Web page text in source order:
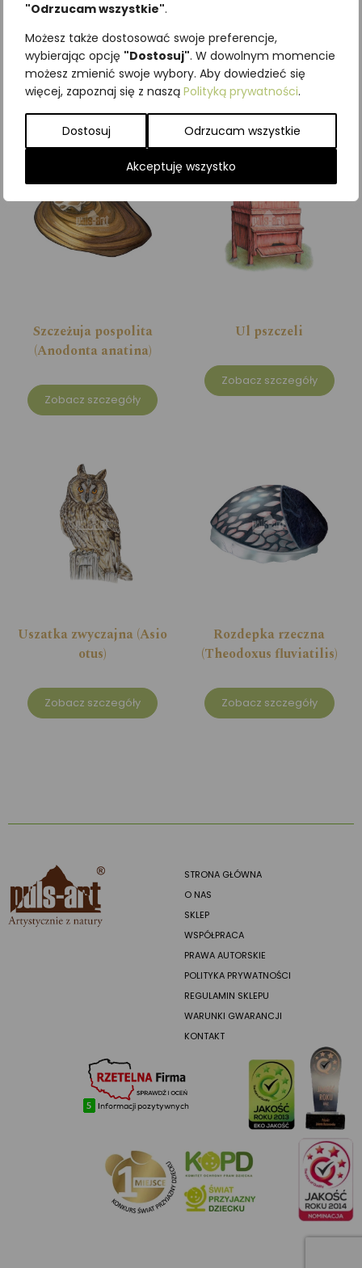
"Odrzucam wszystkie".
Możesz także dostosować swoje preferencje,
wybierając opcję "Dostosuj". W dowolnym momencie
możesz zmienić swoje wybory. Aby dowiedzieć się
więcej, zapoznaj się z naszą Polityką prywatności.
Dostosuj Odrzucam wszystkie
Akceptuję wszystko
dni: 65,00zł
SKU:Brak danych
Kategorie:ILUSTRACJE,Mięczaki
Podobne produkty
Szczeżuja pospolita
(Anodonta anatina)
Zobacz szczegóły
Ul pszczeli
Zobacz szczegóły
Uszatka zwyczajna (Asio
otus)
Zobacz szczegóły
Rozdepka rzeczna
(Theodoxus fluviatilis)
Zobacz szczegóły
STRONA GŁÓWNA
O NAS
SKLEP
WSPÓŁPRACA
PRAWA AUTORSKIE
POLITYKA PRYWATNOŚCI
REGULAMIN SKLEPU
WARUNKI GWARANCJI
KONTAKT